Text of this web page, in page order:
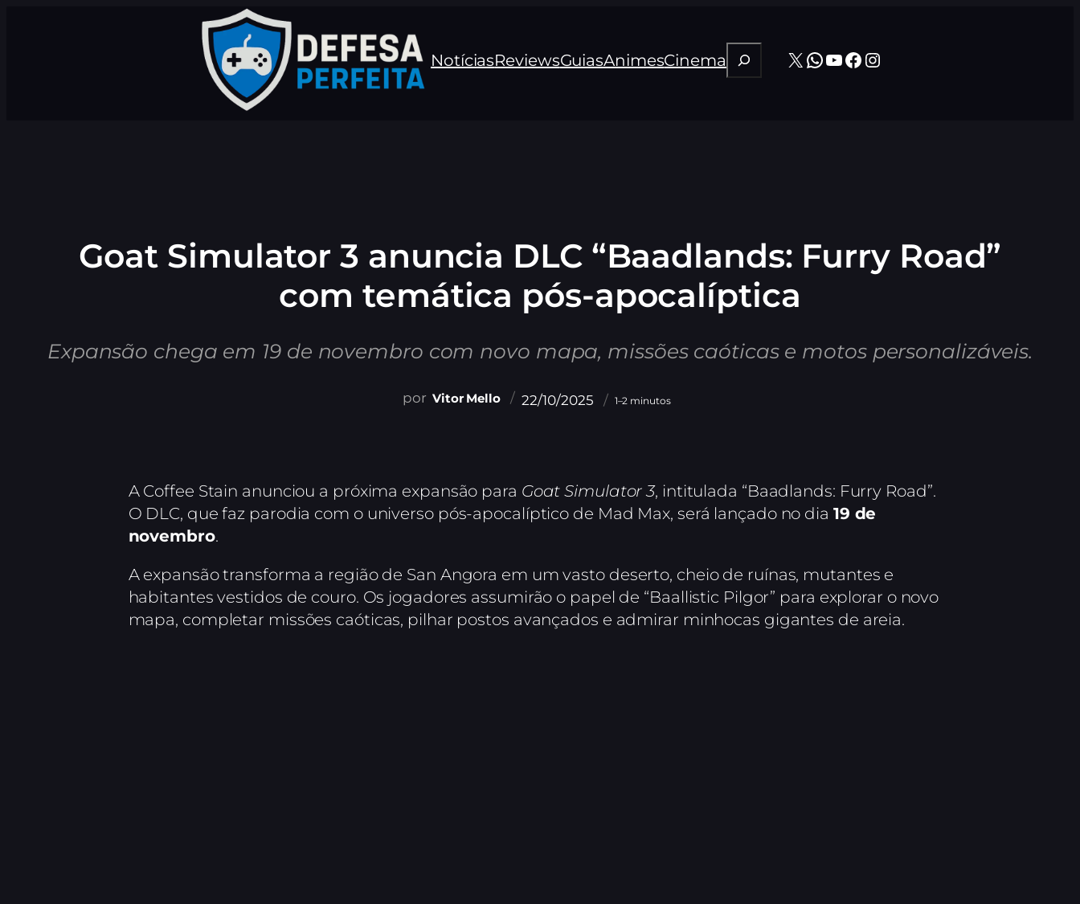
NotíciasReviewsGuiasAnimesCinema Pesquisar
X WhatsApp
Youtube
Facebook
Instagram
Goat Simulator 3 anuncia DLC “Baadlands: Furry Road”
com temática pós-apocalíptica
Expansão chega em 19 de novembro com novo mapa, missões caóticas e motos personalizáveis.
Vitor Mello 22/10/2025 1–2 minutos
A Coffee Stain anunciou a próxima expansão para Goat Simulator 3, intitulada “Baadlands: Furry Road”.
O DLC, que faz parodia com o universo pós-apocalíptico de Mad Max, será lançado no dia 19 de
novembro.
A expansão transforma a região de San Angora em um vasto deserto, cheio de ruínas, mutantes e
habitantes vestidos de couro. Os jogadores assumirão o papel de “Baallistic Pilgor” para explorar o novo
mapa, completar missões caóticas, pilhar postos avançados e admirar minhocas gigantes de areia.